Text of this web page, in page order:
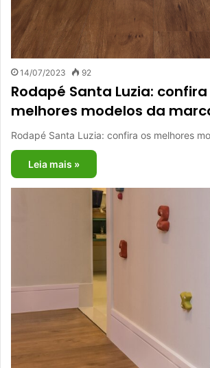
14/07/2023 92
Rodapé Santa Luzia: confira
melhores modelos da
Rodapé Santa Luzia: confira os melhores
Leia mais »